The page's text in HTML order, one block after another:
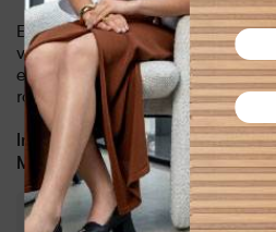
Essa sandália é a escolha
valorizam qualidade, conforto e
e versatilidade a tornam um item
roupa feminino. Adquira já a sua
Indicado para: Dia a dia, lazer,
Material: Couro